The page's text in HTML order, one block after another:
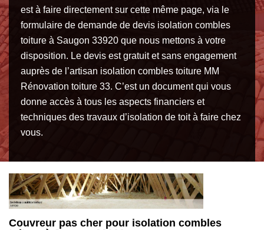
est à faire directement sur cette même page, via le
formulaire de demande de devis isolation combles
toiture à Saugon 33920 que nous mettons à votre
disposition. Le devis est gratuit et sans engagement
auprès de l’artisan isolation combles toiture MM
Rénovation toiture 33. C’est un document qui vous
donne accès à tous les aspects financiers et
techniques des travaux d’isolation de toit à faire chez
vous.
La laine naturelle pour isoler vos combles